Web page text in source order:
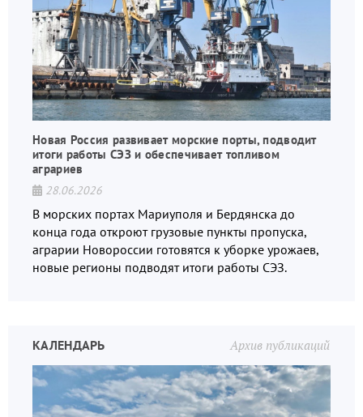
Новая Россия развивает морские порты, подводит
итоги работы СЭЗ и обеспечивает топливом
аграриев
28.06.2026
В морских портах Мариуполя и Бердянска до
конца года откроют грузовые пункты пропуска,
аграрии Новороссии готовятся к уборке урожаев,
новые регионы подводят итоги работы СЭЗ.
Архив публикаций
КАЛЕНДАРЬ